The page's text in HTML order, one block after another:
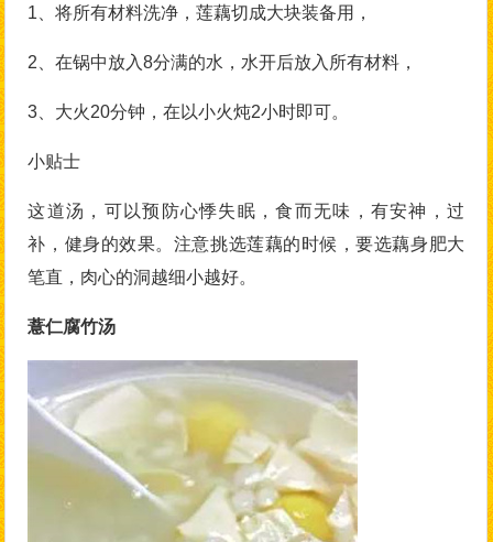
1、将所有材料洗净，莲藕切成大块装备用，
2、在锅中放入8分满的水，水开后放入所有材料，
3、大火20分钟，在以小火炖2小时即可。
小贴士
这道汤，可以预防心悸失眠，食而无味，有安神，过
补，健身的效果。注意挑选莲藕的时候，要选藕身肥大
笔直，肉心的洞越细小越好。
薏仁腐竹汤